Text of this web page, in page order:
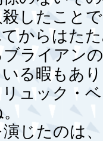
したこと
からはた
ライアン
る暇もあ
ュック・
じたのは